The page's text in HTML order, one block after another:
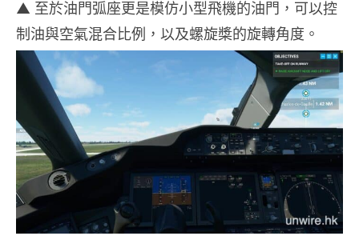
▲ 至於油門弧座更是模仿小型飛機的油門，可以控
制油與空氣混合比例，以及螺旋槳的旋轉角度。